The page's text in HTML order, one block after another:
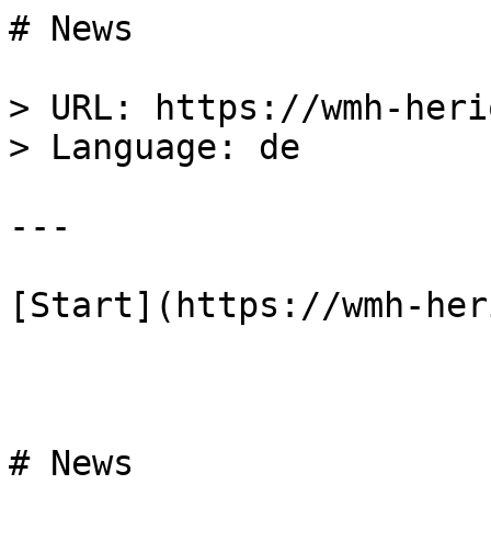
# News
> URL: https://wmh-
> Language: de
---
[Start](https://
# News